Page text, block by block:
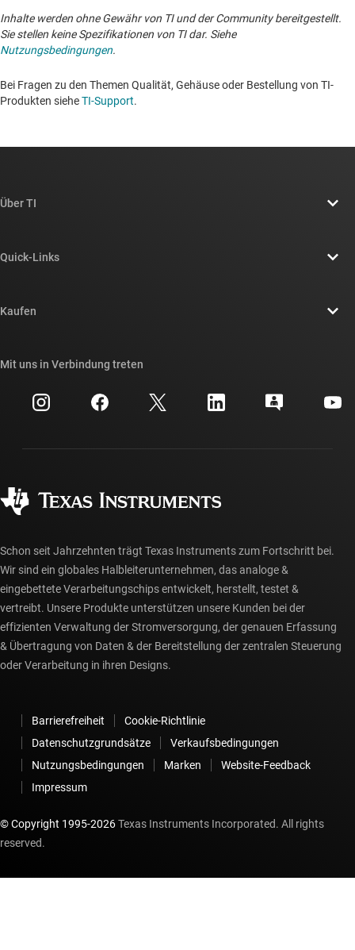
Inhalte werden ohne Gewähr von TI und der Community bereitgestellt.
Sie stellen keine Spezifikationen von TI dar. Siehe
Nutzungsbedingungen.
Bei Fragen zu den Themen Qualität, Gehäuse oder Bestellung von TI-
Produkten sieheTI-Support. ​​​​​​​​​​​​​​
Über TI
Newsroom
Investorenbeziehungen
Fertigung
Quick-Links
Querverweis-Suche
Kundensupportzentrum
myTI-Konto FAQs
Kaufen
Häufig gestellte Fragen zu Bestellungen
Mit uns in Verbindung treten
Schon seit Jahrzehnten trägt Texas Instruments zum Fortschritt bei.
Wir sind ein globales Halbleiterunternehmen, das analoge &
eingebettete Verarbeitungschips entwickelt, herstellt, testet &
vertreibt. Unsere Produkte unterstützen unsere Kunden bei der
effizienten Verwaltung der Stromversorgung, der genauen Erfassung
& Übertragung von Daten & der Bereitstellung der zentralen Steuerung
oder Verarbeitung in ihren Designs.
Barrierefreiheit
Cookie-Richtlinie
Datenschutzgrundsätze
Verkaufsbedingungen
Nutzungsbedingungen
Marken
Website-Feedback
Impressum
© Copyright 1995-2026Texas Instruments Incorporated. All rights
reserved.